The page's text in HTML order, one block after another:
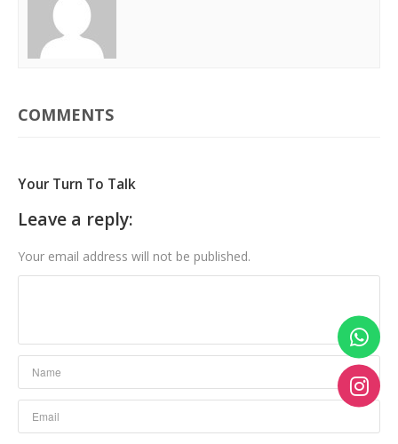
COMMENTS
Your Turn To Talk
Leave a reply:
Your email address will not be published.